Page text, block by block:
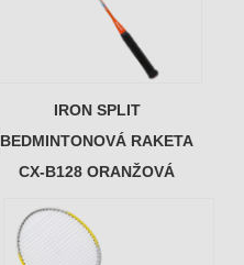
IRON SPLIT
BEDMINTONOVÁ RAKETA
CX-B128 ORANŽOVÁ